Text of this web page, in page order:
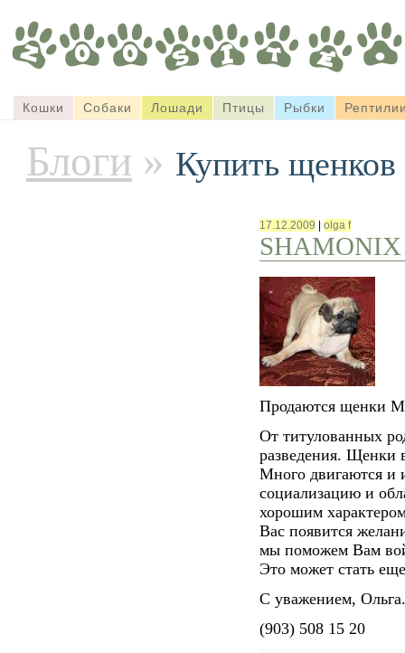
Кошки Собаки Лошади Птицы Рыбки
Блоги » Купить
17.12.2009 |olga f
Продаются щенки
От титулованных
разведения. Щенки
Много двигаются и
социализацию и
хорошим
Вас появится
мы поможем Вам
Это может стать
С уважением,
(903) 508 15 20